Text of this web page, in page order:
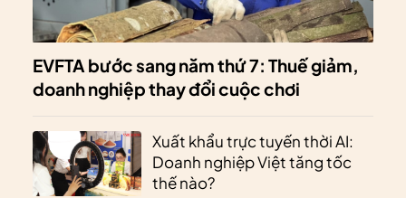
EVFTA bước sang năm thứ 7: Thuế giảm,
doanh nghiệp thay đổi cuộc chơi
Xuất khẩu trực tuyến thời AI:
Doanh nghiệp Việt tăng tốc
thế nào?